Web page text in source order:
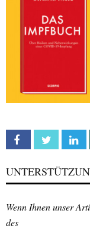
Facebook Twitter
Wenn Ihnen unser
des